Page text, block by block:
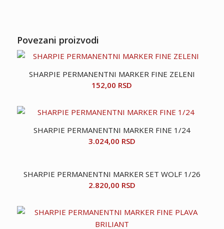
Povezani proizvodi
SHARPIE PERMANENTNI MARKER FINE ZELENI
152,00 RSD
SHARPIE PERMANENTNI MARKER FINE 1/24
3.024,00 RSD
SHARPIE PERMANENTNI MARKER SET WOLF 1/26
2.820,00 RSD